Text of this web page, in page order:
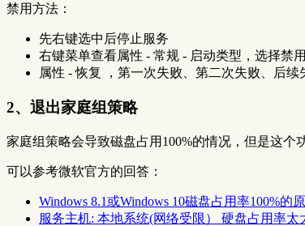
禁用方法：
先右键选中后停止服务
右键菜单查看属性 - 常规 - 启动类型，选择禁用
属性 - 恢复 ，第一次失败、第二次失败、后续
2、退出家庭组策略
家庭组策略会导致磁盘占用100%的情况，但是这个
可以参考微软官方的回答：
Windows 8.1或Windows 10磁盘占用率100%的
服务主机: 本地系统(网络受限） 硬盘占用率太